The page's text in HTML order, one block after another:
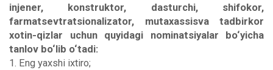
injener, konstruktor, dasturchi, shifokor,
farmatsevtratsionalizator, mutaxassisva tadbirkor
xotin-qizlar uchun quyidagi nominatsiyalar bo‘yicha
tanlov bo‘lib o‘tadi:
1. Eng yaxshi ixtiro;